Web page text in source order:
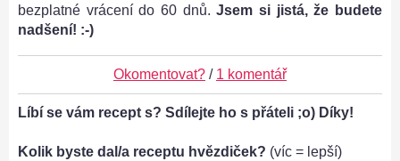
bezplatné vrácení do 60 dnů.Jsem si jistá, že budete
nadšení! :-)
Okomentovat? / 1 komentář
Líbí se vám recept s? Sdílejte ho s přáteli ;o) Díky!
Kolik byste dal/a receptu hvězdiček? (víc = lepší)